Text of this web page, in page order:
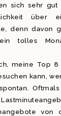
sich sehr gut
über
denn davon
tolles
meine Top 8
kann,